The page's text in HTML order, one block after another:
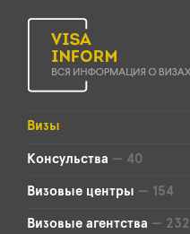
Визы
Консульства — 40
Визовые центры — 154
Визовые агентства — 232